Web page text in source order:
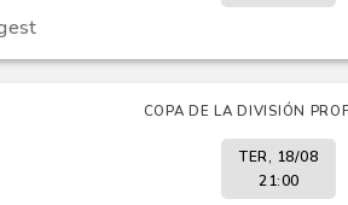
COPA DE LA DIVISIÓN
TER, 18/08
21:00